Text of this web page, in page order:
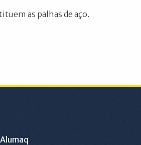
as palhas de aço.